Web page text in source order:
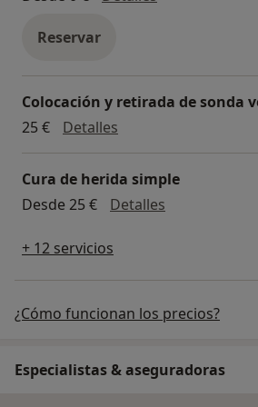
Reservar
Colocación y retirada de sonda
25 €
Detalles
Cura de herida simple
Desde 25 €
Detalles
+ 12 servicios
¿Cómo funcionan los precios?
Especialistas & aseguradoras